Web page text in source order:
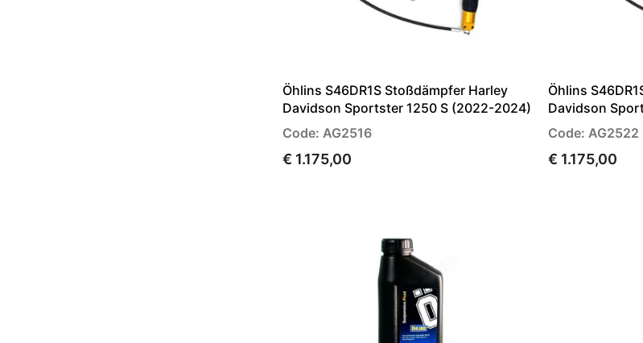
Öhlins S46DR1S Stoßdämpfer Harley
Davidson Sportster 1250 S (2022-2024)
Code: AG2516
€ 1.175,00
Öhlins
Davidson
Code: AG2522
€ 1.175,00